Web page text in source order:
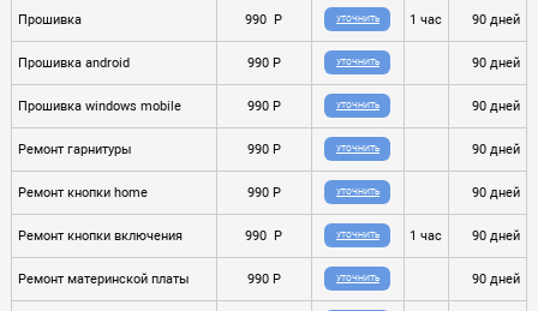
Прошивка 990 P УТОЧНИТЬ 1 час 90 дней
Прошивка android 990 P УТОЧНИТЬ 90 дней
Прошивка windows mobile 990 P УТОЧНИТЬ 90 дней
Ремонт гарнитуры 990 P УТОЧНИТЬ 90 дней
Ремонт кнопки home 990 P УТОЧНИТЬ 90 дней
Ремонт кнопки включения 990 P УТОЧНИТЬ 1 час 90 дней
Ремонт материнской платы 990 P УТОЧНИТЬ 90 дней